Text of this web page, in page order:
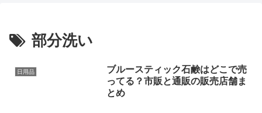
部分洗い
日用品
ブルースティック石鹸はどこで売
ってる？市販と通販の販売店舗ま
とめ